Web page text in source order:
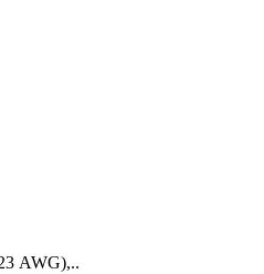
AWG),..